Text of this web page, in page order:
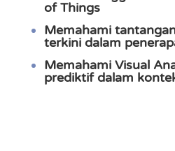
of Things
Memahami
terkinidalam
Memahami Visual
prediktifdalam